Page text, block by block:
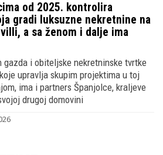
od 2025. kontrolira
gradi luksuzne nekretnine na
a sa ženom i dalje ima
gazda i obiteljske nekretninske tvrtke
upravlja skupim projektima u toj
ima i partners Španjolce, kraljeve
drugoj domovini